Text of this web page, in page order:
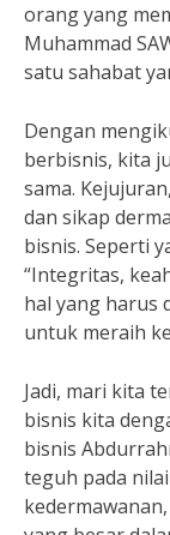
orang yang
Muhammad
satu sahabat
Dengan
berbisnis, kita
sama.
dan sikap
bisnis. Seperti
“Integritas,
hal yang harus
untuk meraih
Jadi, mari kita
bisnis kita
bisnis
teguh pada